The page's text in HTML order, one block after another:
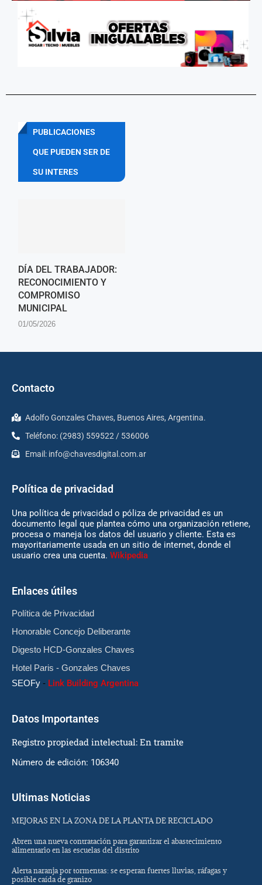
PUBLICACIONES
QUE PUEDEN SER DE
SU INTERES
DÍA DEL TRABAJADOR:
RECONOCIMIENTO Y
COMPROMISO
MUNICIPAL
01/05/2026
Contacto
Adolfo Gonzales Chaves, Buenos Aires, Argentina.
Teléfono: (2983) 559522 / 536006
Email: info@chavesdigital.com.ar
Política de privacidad
Una política de privacidad o póliza de privacidad es un
documento legal que plantea cómo una organización retiene,
procesa o maneja los datos del usuario y cliente. Esta es
mayoritariamente usada en un sitio de internet, donde el
usuario crea una cuenta. Wikipedia
Enlaces útiles
Política de Privacidad
Honorable Concejo Deliberante
Digesto HCD-Gonzales Chaves
Hotel Paris - Gonzales Chaves
SEOFy - Link Building Argentina
Datos Importantes
Registro propiedad intelectual: En tramite
Número de edición: 106340
Ultimas Noticias
MEJORAS EN LA ZONA DE LA PLANTA DE RECICLADO
Abren una nueva contratación para garantizar el abastecimiento
alimentario en las escuelas del distrito
Alerta naranja por tormentas: se esperan fuertes lluvias, ráfagas y
posible caída de granizo